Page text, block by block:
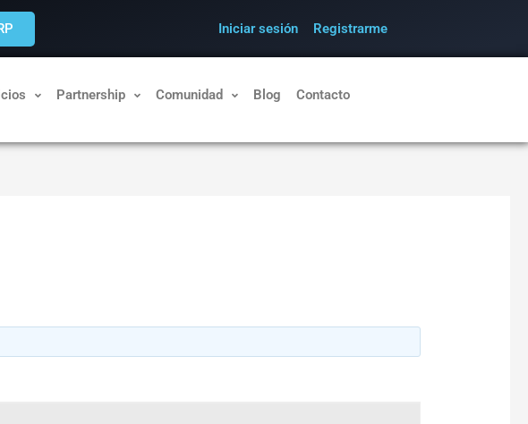
Iniciar sesión Registrarme
Partnership Comunidad Blog Contacto